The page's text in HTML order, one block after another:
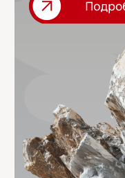
От вас
только 3
остальное
мы